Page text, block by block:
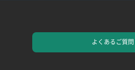
よくあるご質問